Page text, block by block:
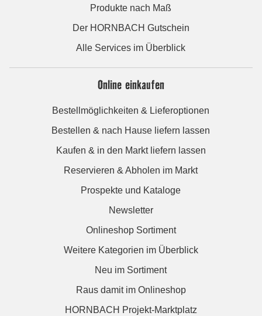
Produkte nach Maß
Der HORNBACH Gutschein
Alle Services im Überblick
Online einkaufen
Bestellmöglichkeiten & Lieferoptionen
Bestellen & nach Hause liefern lassen
Kaufen & in den Markt liefern lassen
Reservieren & Abholen im Markt
Prospekte und Kataloge
Newsletter
Onlineshop Sortiment
Weitere Kategorien im Überblick
Neu im Sortiment
Raus damit im Onlineshop
HORNBACH Projekt-Marktplatz